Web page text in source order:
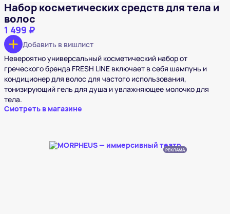
Набор косметических средств для тела и
волос
1 499 ₽
Добавить в вишлист
Невероятно универсальный косметический набор от
греческого бренда FRESH LINE включает в себя шампунь и
кондиционер для волос для частого использования,
тонизирующий гель для душа и увлажняющее молочко для
тела.
Смотреть в магазине
РЕКЛАМА